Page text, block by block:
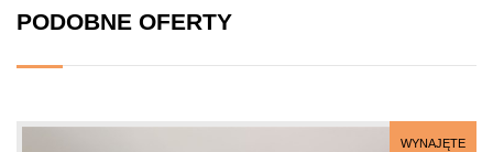
PODOBNE OFERTY
WYNAJĘTE